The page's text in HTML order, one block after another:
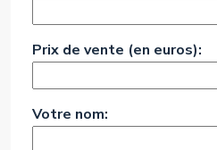
Prix de vente (en euros):
Votre nom: